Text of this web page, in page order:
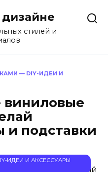
стилей и
— DIY-ИДЕИ И
и подставки
ИДЕИ И АКСЕССУАРЫ